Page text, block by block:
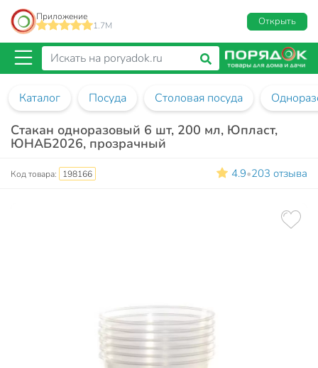
Приложение
1.7M
Открыть
Каталог Посуда Столовая посуда
Стакан одноразовый 6 шт, 200 мл, Юпласт,
ЮНАБ2026, прозрачный
Код товара: 198166 4.9•203 отзыва